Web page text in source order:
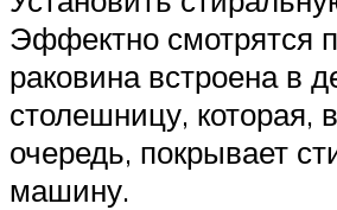
Эффектно смотрятся
раковина встроена в
столешницу, которая,
очередь, покрывает
машину.